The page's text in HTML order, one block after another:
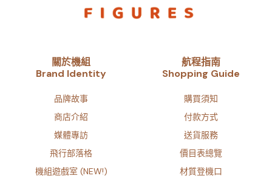
關於機組
Brand Identity​
品牌故事​
商店介紹
媒體專訪
飛行部落格
機組遊戲室 (NEW!)
航程指南
Shopping Guide
購買須知
付款方式
送貨服務
價目表總覽
材質登機口